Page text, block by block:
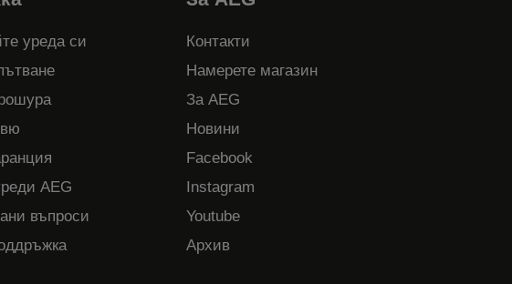
уреда си
AEG
въпроси
Контакти
Намерете магазин
За AEG
Новини
Facebook
Instagram
Youtube
Архив